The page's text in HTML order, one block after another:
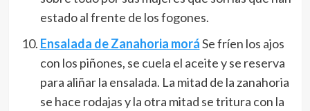
estado al frente de los fogones.
Ensalada de Zanahoria moráSe fríen los ajos
con los piñones, se cuela el aceite y se reserva
para aliñar la ensalada. La mitad de la zanahoria
se hace rodajas y la otra mitad se tritura con la